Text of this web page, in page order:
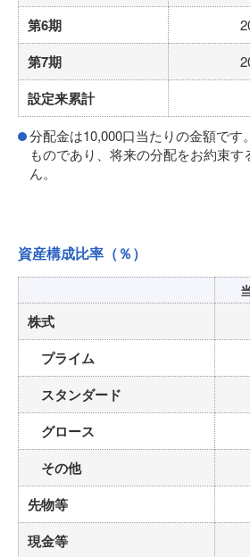
第6期
第7期
設定来累計
分配金は10,000口当たりの金額です
ものであり、将来の分配をお約束
ん。
資産構成比率 （％）
株式
プライム
スタンダード
グロース
その他
先物等
現金等